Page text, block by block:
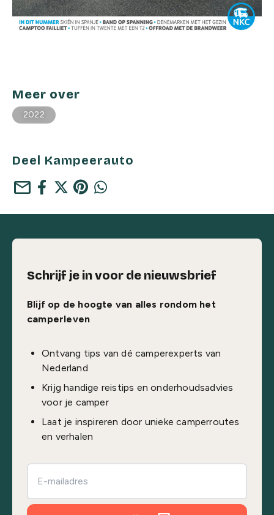
Meer over
2022
Deel Kampeerauto
mail
Schrijf je in voor de nieuwsbrief
Blijf op de hoogte van alles rondom het
camperleven
Ontvang tips van dé camperexperts van
Nederland
Krijg handige reistips en onderhoudsadvies
voor je camper
Laat je inspireren door unieke camperroutes
en verhalen